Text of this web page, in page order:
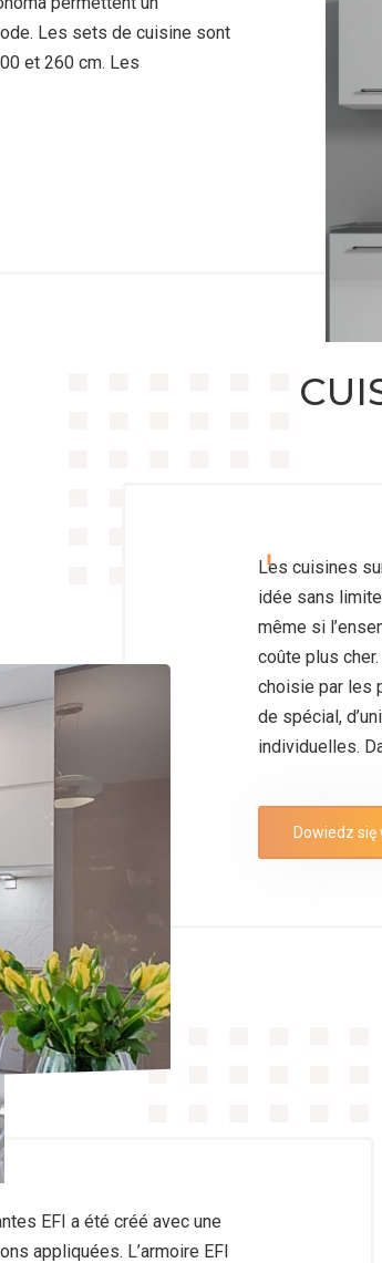
Les sets de cuisine sont
et 260 cm. Les
Les cuisines
idée sans
même si
coûte plus
choisie par les
de spécial,
individuelles.
Dowiedz się
EFI a été créé avec une
appliquées. L’armoire EFI